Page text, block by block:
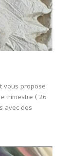
vous propose
trimestre ( 26
avec des